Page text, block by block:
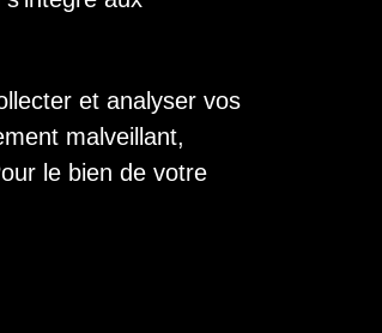
et analyser vos
malveillant,
le bien de votre